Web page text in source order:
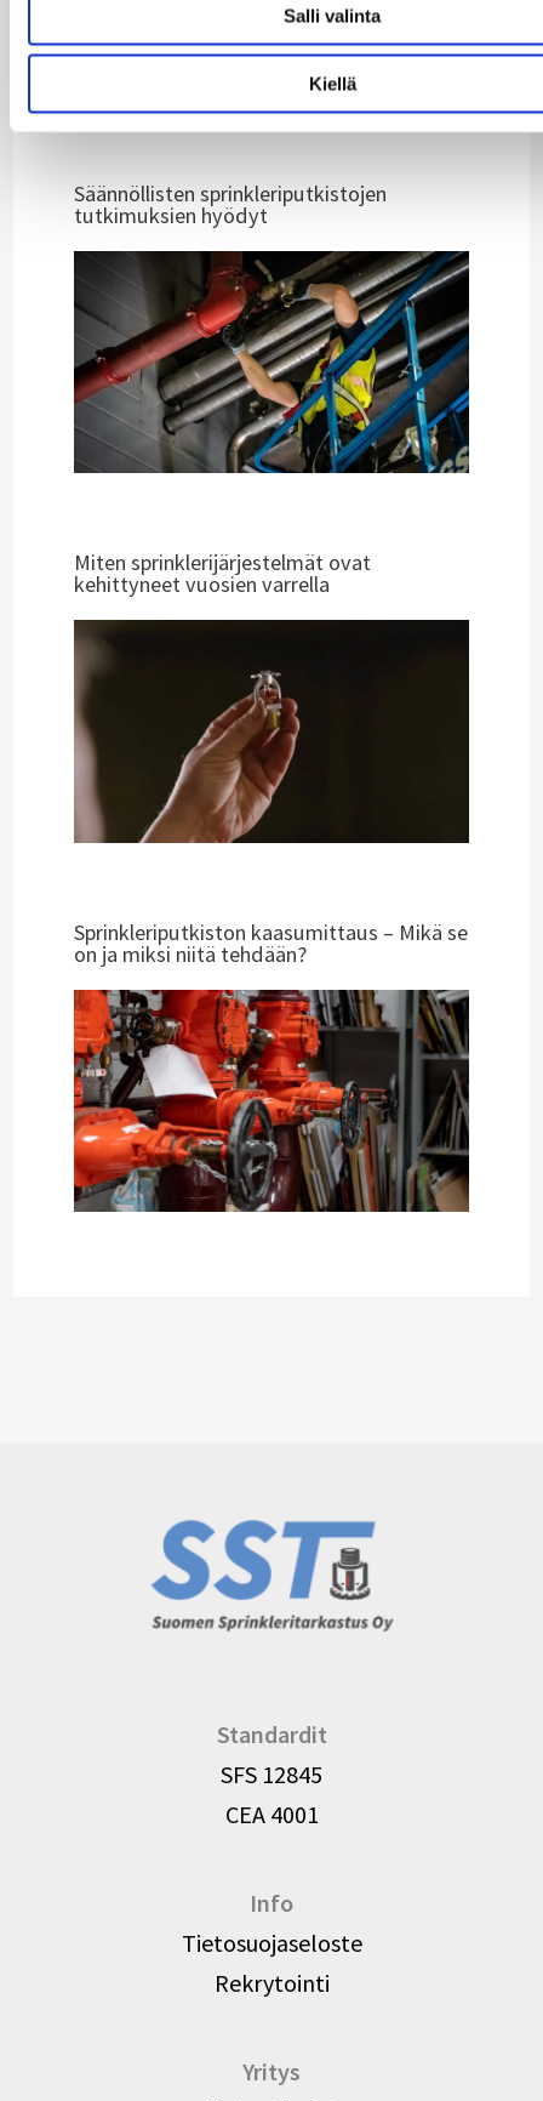
Salli valinta
Kiellä
Lisää artikkeleja
Säännöllisten sprinkleriputkistojen
tutkimuksien hyödyt
Miten sprinklerijärjestelmät ovat
kehittyneet vuosien varrella
Sprinkleriputkiston kaasumittaus – Mikä se
on ja miksi niitä tehdään?
Standardit
SFS 12845
CEA 4001
Info
Tietosuojaseloste
Rekrytointi
Yritys